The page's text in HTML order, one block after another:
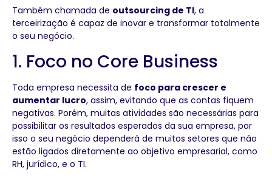
Também chamada de outsourcing de TI, a
terceirização é capaz de inovar e transformar totalmente
o seu negócio.
1. Foco no Core Business
Toda empresa necessita de foco para crescer e
aumentar lucro, assim, evitando que as contas fiquem
negativas. Porém, muitas atividades são necessárias para
possibilitar os resultados esperados da sua empresa, por
isso o seu negócio dependerá de muitos setores que não
estão ligados diretamente ao objetivo empresarial, como
RH, jurídico, e o TI.